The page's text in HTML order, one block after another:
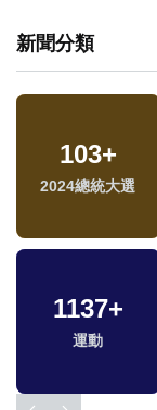
新聞分類
103+
2024總統大選
1137+
運動
260 +
兩岸道教文化交流專
9312+
社會